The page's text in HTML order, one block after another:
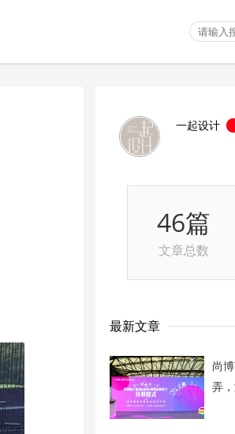
一起设计
46篇
文章总数
最新文章
尚
弄